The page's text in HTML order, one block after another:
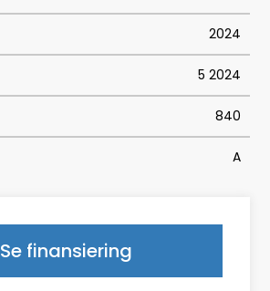
2024
5 2024
840
A
5,6
Se finansiering